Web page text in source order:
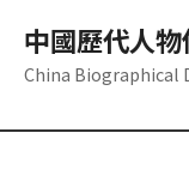
中國歷代人
China Biographical